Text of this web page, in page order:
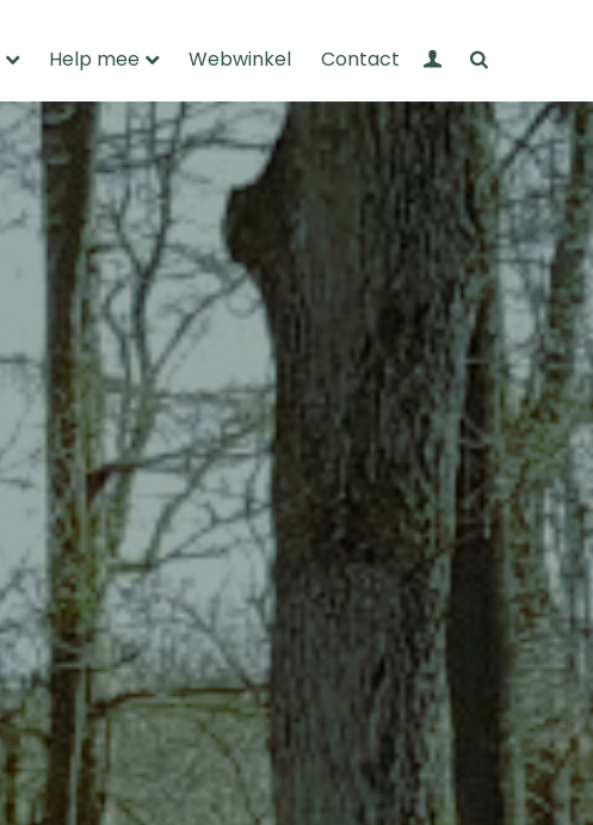
Help mee Webwinkel Contact Mijn Wandelnet